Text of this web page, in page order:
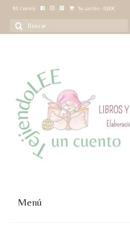
Mi Cuenta Su carrito - 0,00€
Buscar
por:
Menú